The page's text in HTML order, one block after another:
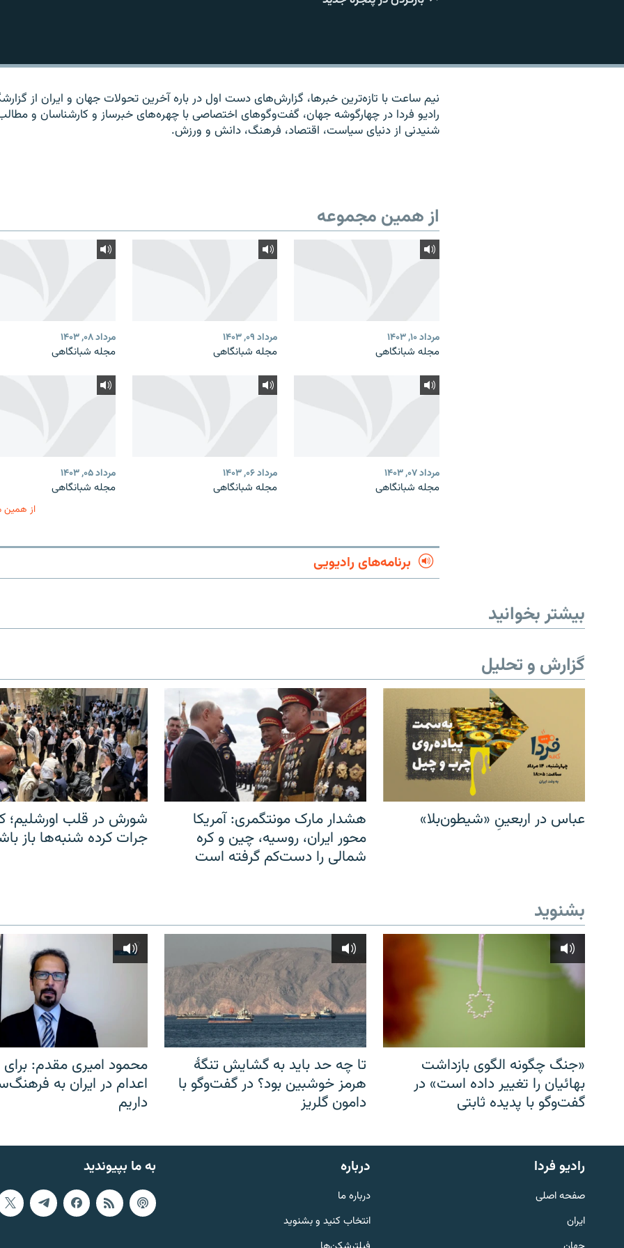
English
به ما بپیوندید
نیم ساعت با تازه‌ترین خبرها، گزارش‌های دست اول در باره آخرین تحولات جهان و ایران از
رادیو فردا در چهارگوشه جهان، گفت‌وگوهای اختصاصی با چهره‌های خبرساز و کارشناسان و
شنیدنی از دنیای سیاست، اقتصاد، فرهنگ، دانش و ورزش.
از همین مجموعه
مرداد ۱۰, ۱۴۰۳
مجله شبانگاهی
مرداد ۰۹, ۱۴۰۳
مجله شبانگاهی
مرداد ۰۸, ۱۴۰۳
مجله شبانگاهی
مرداد ۰۷, ۱۴۰۳
مجله شبانگاهی
مرداد ۰۶, ۱۴۰۳
مجله شبانگاهی
مرداد ۰۵, ۱۴۰۳
مجله شبانگاهی
از همین
برنامه‌های رادیویی
بیشتر بخوانید
گزارش و تحلیل
عباس در اربعینِ «شیطون‌بلا»
هشدار مارک مونتگمری: آمریکا
محور ایران، روسیه، چین و کره
شمالی را دست‌کم گرفته است
شورش در قلب اورشلیم؛
جرات کرده شنبه‌ها باز
بشنوید
«جنگ چگونه الگوی بازداشت
بهائیان را تغییر داده است» در
گفت‌وگو با پدیده ثابتی
تا چه حد باید به گشایش تنگهٔ
هرمز خوشبین بود؟ در گفت‌وگو با
دامون گلریز
محمود امیری مقدم: برای
اعدام در ایران به
داریم
به ما بپیوندید رادیو فردا
صفحه اصلی
ایران
درباره
درباره ما
انتخاب کنید و بشنوید